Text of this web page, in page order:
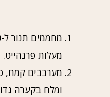
מעלות פרנהייט.
מערבבים קמח,
ומלח בקערה